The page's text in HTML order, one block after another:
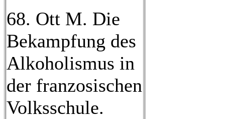
68. Ott M. Die
Bekampfung des
Alkoholismus in
der franzosischen
Volksschule.